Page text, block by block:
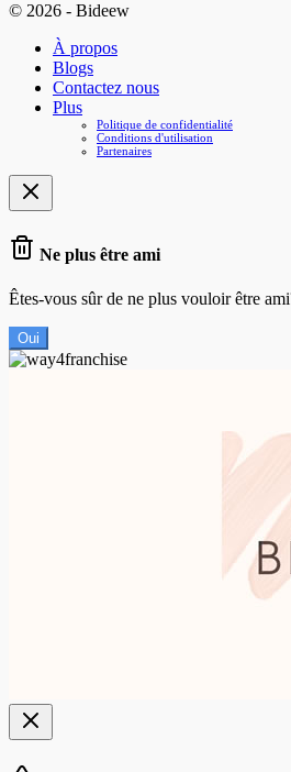
© 2026 - Bideew
À propos
Blogs
Contactez nous
Plus
Politique de confidentialité
Conditions d'utilisation
Partenaires
Ne plus être ami
Êtes-vous sûr de ne plus vouloir être
Oui